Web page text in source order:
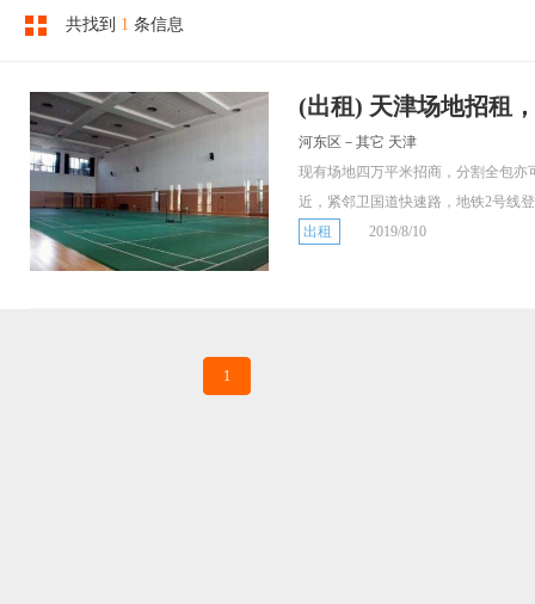
共找到 1 条信息
(出租) 天津场地招租
河东区－其它 天津
现有场地四万平米招商，分割全包
近，紧邻卫国道快速路，地铁2号线
出租
2019/8/10
1